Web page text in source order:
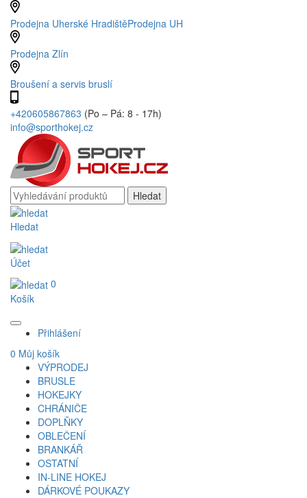
Prodejna Uherské HradištěProdejna UH
Prodejna Zlín
Broušení a servis bruslí
+420605867863 (Po – Pá: 8 - 17h)
info@sporthokej.cz
Hledat
Účet
0
Košík
Přihlášení
0 Můj košík
VÝPRODEJ
BRUSLE
HOKEJKY
CHRÁNIČE
DOPLŇKY
OBLEČENÍ
BRANKÁŘ
OSTATNÍ
IN-LINE HOKEJ
DÁRKOVÉ POUKAZY